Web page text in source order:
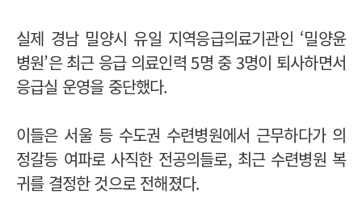
실제 경남 밀양시 유일 지역응급의료기관인 ‘밀양윤
병원’은 최근 응급 의료인력 5명 중 3명이 퇴사하면서
응급실 운영을 중단했다.
이들은 서울 등 수도권 수련병원에서 근무하다가 의
정갈등 여파로 사직한 전공의들로, 최근 수련병원 복
귀를 결정한 것으로 전해졌다.